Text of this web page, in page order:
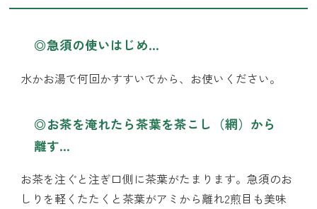
◎急須の使いはじめ…
水かお湯で何回かすすいでから、お使いください。
◎お茶を淹れたら茶葉を茶こし（網）から
離す…
お茶を注ぐと注ぎ口側に茶葉がたまります。急須のお
しりを軽くたたくと茶葉がアミから離れ2煎目も美味